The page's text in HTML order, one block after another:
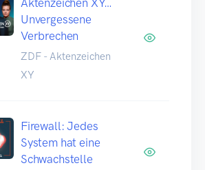
Unvergessene
Verbrechen
ZDF - Aktenzeichen
XY
Firewall: Jedes
System hat eine
Schwachstelle